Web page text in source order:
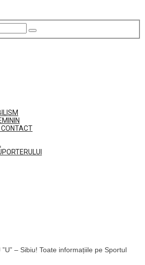
”U” – Sibiu! Toate informațiile pe Sportul